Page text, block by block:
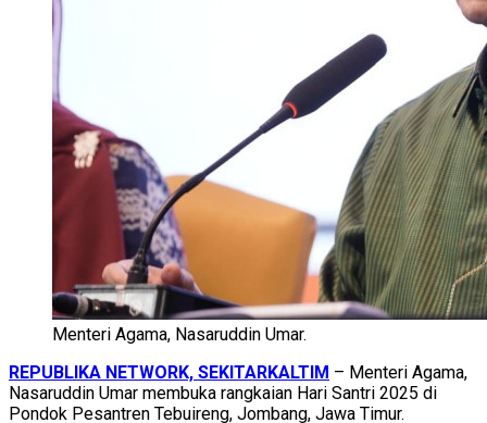
Menteri Agama, Nasaruddin Umar.
REPUBLIKA NETWORK, SEKITARKALTIM – Menteri Agama,
Nasaruddin Umar membuka rangkaian Hari Santri 2025 di
Pondok Pesantren Tebuireng, Jombang, Jawa Timur.